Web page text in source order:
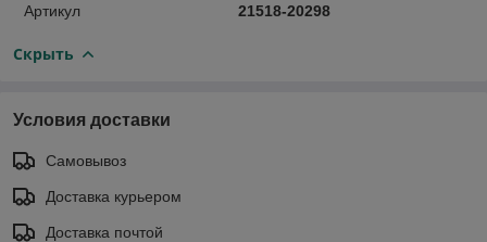
Артикул
21518-20298
Скрыть
Условия доставки
Самовывоз
Доставка курьером
Доставка почтой